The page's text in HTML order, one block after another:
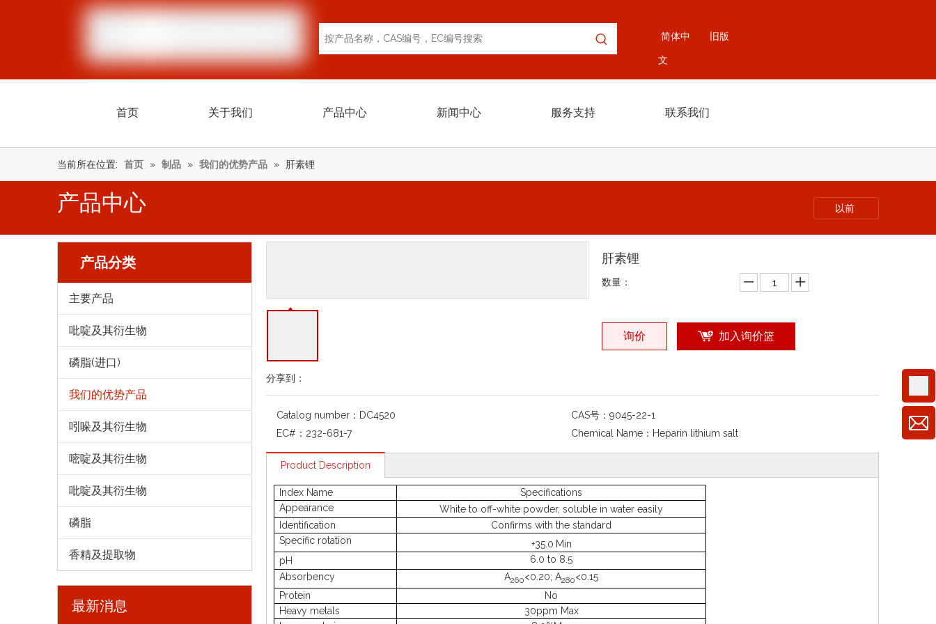
简体中
文
旧版
首页 关于我们 产品中心 新闻中心 服务支持 联系我们
当前所在位置: 首页 » 制品 » 我们的优势产品 » 肝素锂
产品中心 以前
产品分类
主要产品
吡啶及其衍生物
磷脂(进口)
我们的优势产品
吲哚及其衍生物
嘧啶及其衍生物
吡啶及其衍生物
磷脂
香精及提取物
最新消息
分享到：
肝素锂
数量：
询价 加入询价篮
Catalog number： DC4520 CAS号：9045-22-1
EC#： 232-681-7 Chemical Name： Heparin lithium salt
Product Description
Index Name
Specifications
Appearance
White to off-white powder, soluble in water easily
Identification
Confirms with the standard
Specific rotation
+35.0 Min
pH
6.0 to 8.5
Absorbency
A260<0.20; A280<0.15
Protein
No
Heavy metals
30ppm Max